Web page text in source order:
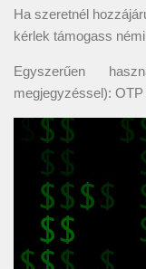
Ha szeretnél
kérlek támogass
Egyszerűen
megjegyzéssel): OTP